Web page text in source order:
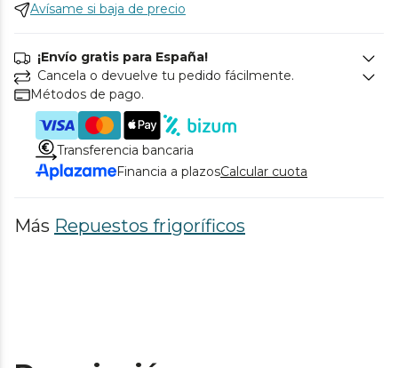
Avísame si baja de precio
¡Envío gratis para España!
Cancela o devuelve tu pedido fácilmente.
Métodos de pago.
Transferencia bancaria
Financia a plazosCalcular cuota
Más Repuestos frigoríficos